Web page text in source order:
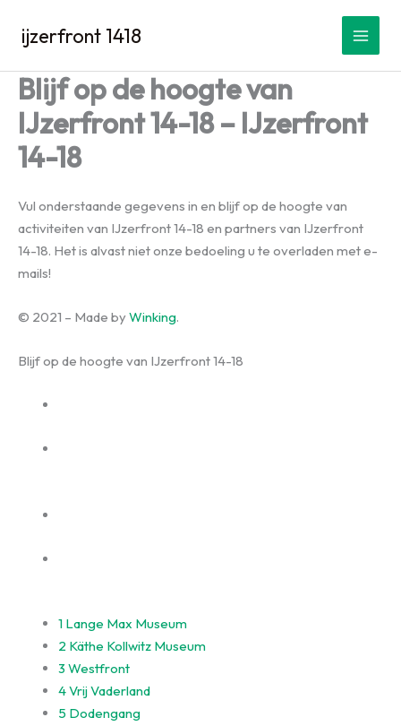
naar
inhoud
ijzerfront 1418
Blijf op de hoogte van
IJzerfront 14-18 – IJzerfront
14-18
Vul onderstaande gegevens in en blijf op de hoogte van
activiteiten van IJzerfront 14-18 en partners van IJzerfront
14-18. Het is alvast niet onze bedoeling u te overladen met e-
mails!
© 2021 – Made byWinking.
Blijf op de hoogte van IJzerfront 14-18
1 Lange Max Museum
2 Käthe Kollwitz Museum
3 Westfront
4Vrij Vaderland
5 Dodengang